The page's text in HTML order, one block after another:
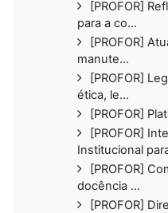
[PROFOR]
para a co...
[PROFOR]
manute...
[PROFOR]
ética, le...
[PROFOR]
[PROFOR]
Institucional
[PROFOR]
docência ...
[PROFOR]